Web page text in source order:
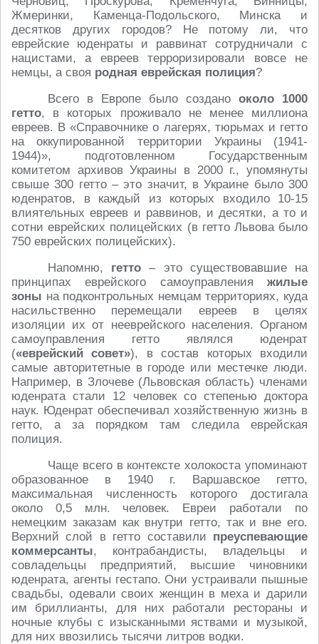
Жмеринки, Каменца-Подольского, Минска и
десятков других городов? Не потому ли, что
еврейские юденраты и раввинат сотрудничали с
нацистами, а евреев терроризировали вовсе не
немцы, а своя родная еврейская полиция?
Всего в Европе было создано около 1000
гетто, в которых проживало не менее миллиона
евреев. В «Справочнике о лагерях, тюрьмах и гетто
на оккупированной территории Украины (1941-
1944)», подготовленном Государственным
комитетом архивов Украины в 2000 г., упомянуты
свыше 300 гетто – это значит, в Украине было 300
юденратов, в каждый из которых входило 10-15
влиятельных евреев и раввинов, и десятки, а то и
сотни еврейских полицейских (в гетто Львова было
750 еврейских полицейских).
Напомню, гетто – это существовавшие на
принципах еврейского самоуправления жилые
зоны на подконтрольных немцам территориях, куда
насильственно перемещали евреев в целях
изоляции их от нееврейского населения. Органом
самоуправления гетто являлся юденрат
(«еврейский совет»), в состав которых входили
самые авторитетные в городе или местечке люди.
Например, в Злочеве (Львовская область) членами
юденрата стали 12 человек со степенью доктора
наук. Юденрат обеспечивал хозяйственную жизнь в
гетто, а за порядком там следила еврейская
полиция.
Чаще всего в контексте холокоста упоминают
образованное в 1940 г. Варшавское гетто,
максимальная численность которого достигала
около 0,5 млн. человек. Евреи работали по
немецким заказам как внутри гетто, так и вне его.
Верхний слой в гетто составили преуспевающие
коммерсанты, контрабандисты, владельцы и
совладельцы предприятий, высшие чиновники
юденрата, агенты гестапо. Они устраивали пышные
свадьбы, одевали своих женщин в меха и дарили
им бриллианты, для них работали рестораны и
ночные клубы с изысканными яствами и музыкой,
для них ввозились тысячи литров водки.